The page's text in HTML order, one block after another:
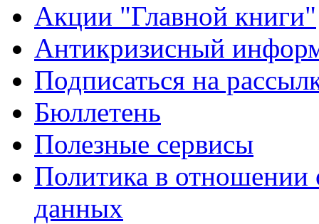
Акции "Главной книги"
Антикризисный
Подписаться на
Бюллетень
Полезные сервисы
Политика в отношении
данных